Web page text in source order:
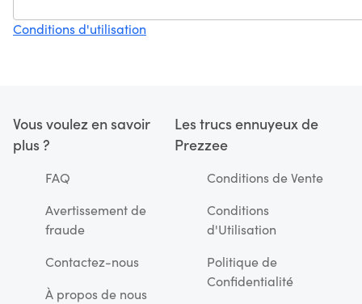
Conditions d'utilisation
Vous voulez en savoir
plus ?
FAQ
Avertissement de
fraude
Contactez-nous
À propos de nous
Les trucs ennuyeux de
Prezzee
Conditions de Vente
Conditions
d'Utilisation
Politique de
Confidentialité